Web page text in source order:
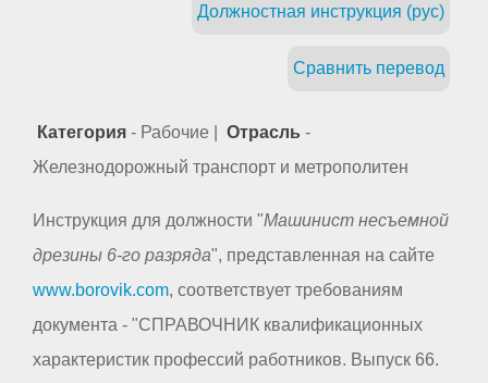
Должностная инструкция (рус)
Сравнить перевод
Категория - Рабочие | Отрасль -
Железнодорожный транспорт и метрополитен
Инструкция для должности "Машинист несъемной
дрезины 6-го разряда", представленная на сайте
www.borovik.com, соответствует требованиям
документа - "СПРАВОЧНИК квалификационных
характеристик профессий работников. Выпуск 66.